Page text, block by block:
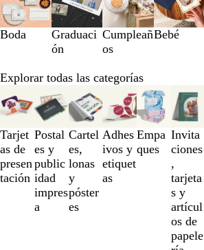
Boda
Graduaci
ón
Cumpleañ
os
Bebé
1
a
la
de
6
Explorar todas las categorías
Tarjet
as de
presen
tación
Postal
es y
public
idad
impres
a
Cartel
es,
lonas
y
póster
es
Adhes
ivos y
etiquet
as
Empa
ques
Invita
ciones
,
tarjeta
s y
artícul
os de
papele
Diapositivas
de
la
1
a
la
3